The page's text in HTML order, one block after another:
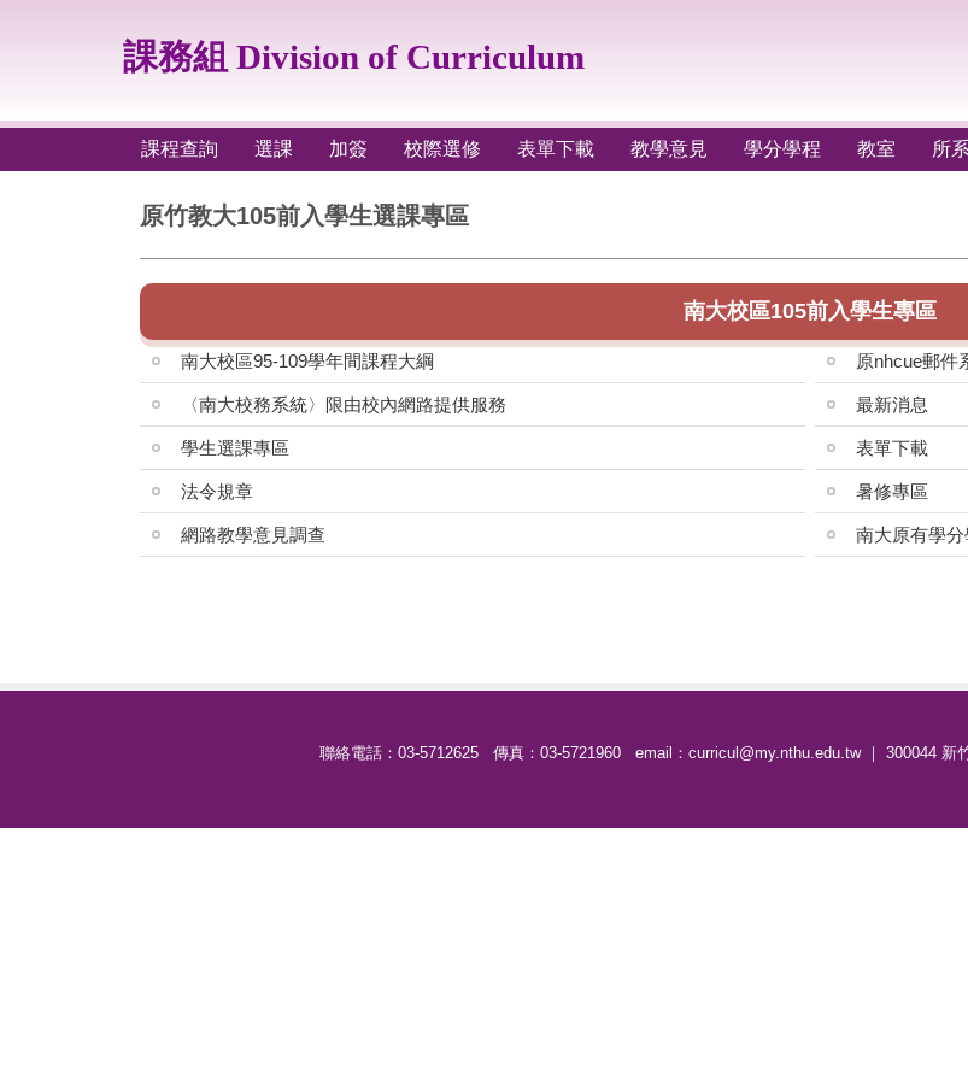
內
區
課務組 Division of Curriculum
課程查詢 選課 加簽 校際選修 表單下載 教學意見 學分學程 教室 所
原竹教大105前入學生選課專區
南大校區105前入學生專區
南大校區95-109學年間課程大綱 原nhcue郵件
〈南大校務系統〉限由校內網路提供服務 最新消息
學生選課專區 表單下載
法令規章 暑修專區
網路教學意見調查 南大原有學分
聯絡電話：03-5712625 傳真：03-5721960 email：curricul@my.nthu.edu.tw ｜ 300044 新